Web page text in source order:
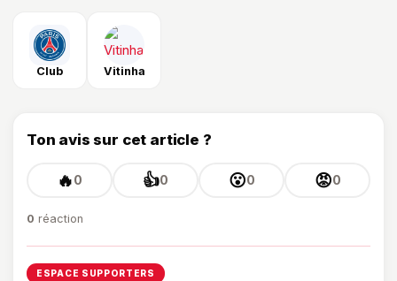
Club Vitinha
Ton avis sur cet article ?
🔥0 👍0 😮0 😡0
0 réaction
ESPACE SUPPORTERS